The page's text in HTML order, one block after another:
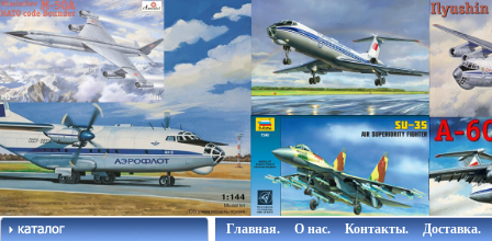
Главная. О нас. Контакты. Доставка.